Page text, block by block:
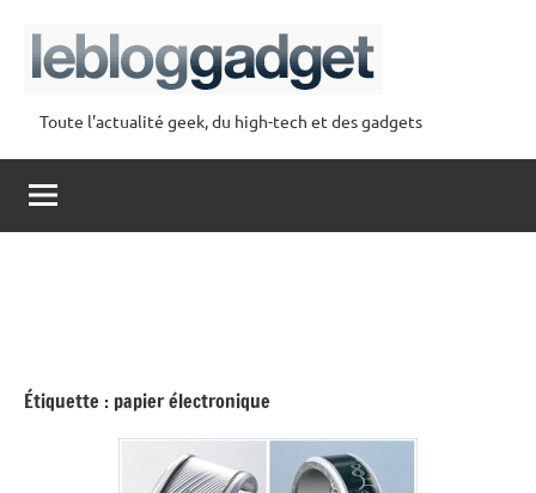
contenu
lebloggadget
Toute l'actualité geek, du high-tech et des gadgets
Étiquette : papier électronique